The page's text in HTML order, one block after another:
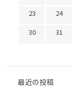
23
24
30
31
最近の投稿